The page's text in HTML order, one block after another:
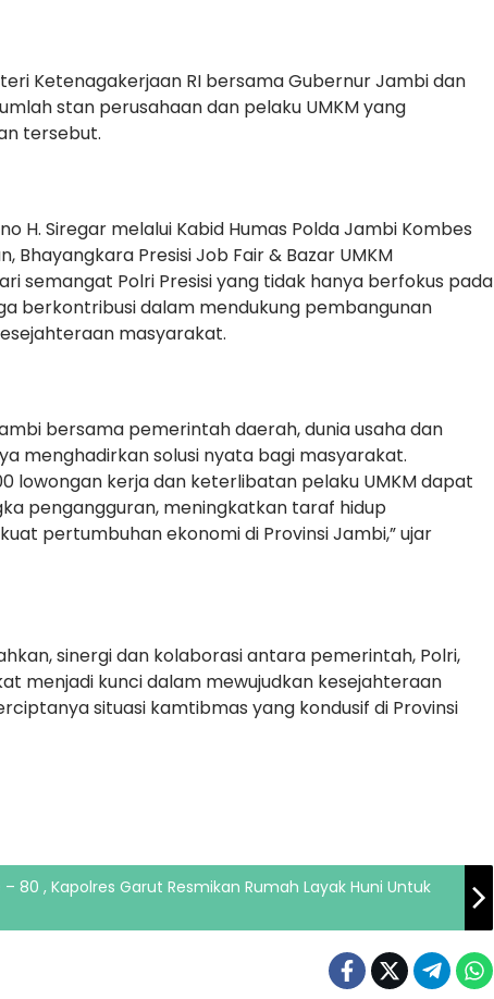
Ketenagakerjaan RI bersama Gubernur Jambi dan
stan perusahaan dan pelaku UMKM yang
tersebut.
H. Siregar melalui Kabid Humas Polda Jambi Kombes
Bhayangkara Presisi Job Fair & Bazar UMKM
semangat Polri Presisi yang tidak hanya berfokus pada
berkontribusi dalam mendukung pembangunan
masyarakat.
bersama pemerintah daerah, dunia usaha dan
menghadirkan solusi nyata bagi masyarakat.
lowongan kerja dan keterlibatan pelaku UMKM dapat
pengangguran, meningkatkan taraf hidup
pertumbuhan ekonomi di Provinsi Jambi,” ujar
sinergi dan kolaborasi antara pemerintah, Polri,
menjadi kunci dalam mewujudkan kesejahteraan
situasi kamtibmas yang kondusif di Provinsi
80 , Kapolres Garut Resmikan Rumah Layak Huni Untuk